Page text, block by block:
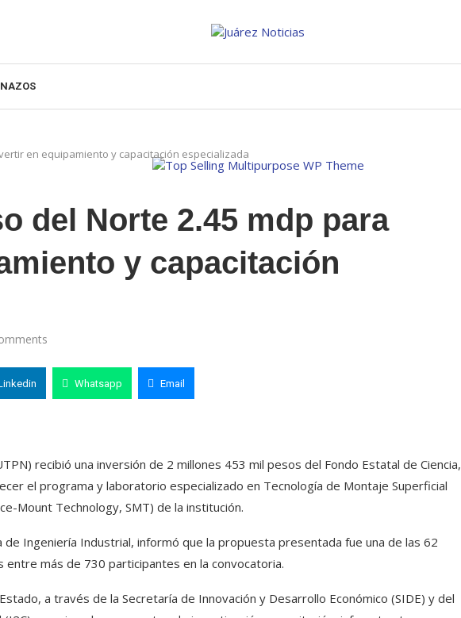
en equipamiento y capacitación especializada
del Norte 2.45 mdp para
y capacitación
Whatsapp Email
recibió una inversión de 2 millones 453 mil pesos del Fondo Estatal de Ciencia,
el programa y laboratorio especializado en Tecnología de Montaje Superficial
Mount Technology, SMT) de la institución.
Ingeniería Industrial, informó que la propuesta presentada fue una de las 62
entre más de 730 participantes en la convocatoria.
a través de la Secretaría de Innovación y Desarrollo Económico (SIDE) y del